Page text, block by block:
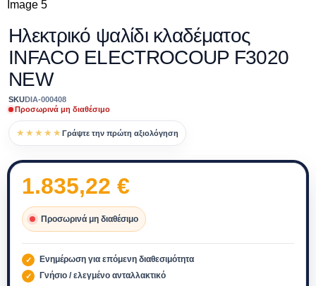
Ηλεκτρικό ψαλίδι κλαδέματος
INFACO ELECTROCOUP F3020
NEW
SKUDIA-000408
Προσωρινά μη διαθέσιμο
★★★★★Γράψτε την πρώτη αξιολόγηση
1.835,22 €
Προσωρινά μη διαθέσιμο
Ενημέρωση για επόμενη διαθεσιμότητα
Γνήσιο / ελεγμένο ανταλλακτικό